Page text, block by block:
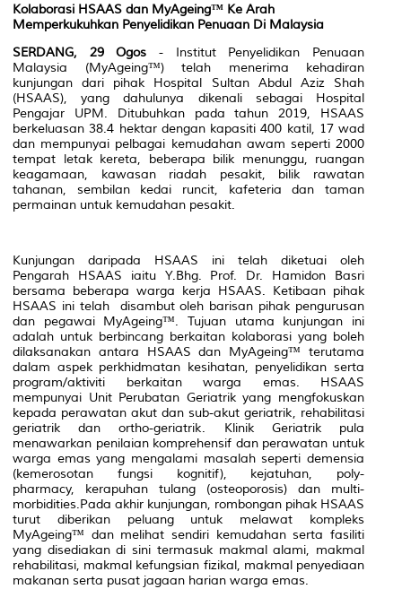
Kolaborasi HSAAS dan MyAgeing™ Ke Arah
Memperkukuhkan Penyelidikan Penuaan Di Malaysia
SERDANG, 29 Ogos - Institut Penyelidikan Penuaan
Malaysia (MyAgeing™) telah menerima kehadiran
kunjungan dari pihak Hospital Sultan Abdul Aziz Shah
(HSAAS), yang dahulunya dikenali sebagai Hospital
Pengajar UPM. Ditubuhkan pada tahun 2019, HSAAS
berkeluasan 38.4 hektar dengan kapasiti 400 katil, 17 wad
dan mempunyai pelbagai kemudahan awam seperti 2000
tempat letak kereta, beberapa bilik menunggu, ruangan
keagamaan, kawasan riadah pesakit, bilik rawatan
tahanan, sembilan kedai runcit, kafeteria dan taman
permainan untuk kemudahan pesakit.
Kunjungan daripada HSAAS ini telah diketuai oleh
Pengarah HSAAS iaitu Y.Bhg. Prof. Dr. Hamidon Basri
bersama beberapa warga kerja HSAAS. Ketibaan pihak
HSAAS ini telah disambut oleh barisan pihak pengurusan
dan pegawai MyAgeing™. Tujuan utama kunjungan ini
adalah untuk berbincang berkaitan kolaborasi yang boleh
dilaksanakan antara HSAAS dan MyAgeing™ terutama
dalam aspek perkhidmatan kesihatan, penyelidikan serta
program/aktiviti berkaitan warga emas. HSAAS
mempunyai Unit Perubatan Geriatrik yang mengfokuskan
kepada perawatan akut dan sub-akut geriatrik, rehabilitasi
geriatrik dan ortho-geriatrik. Klinik Geriatrik pula
menawarkan penilaian komprehensif dan perawatan untuk
warga emas yang mengalami masalah seperti demensia
(kemerosotan fungsi kognitif), kejatuhan, poly-
pharmacy, kerapuhan tulang (osteoporosis) dan multi-
morbidities.Pada akhir kunjungan, rombongan pihak HSAAS
turut diberikan peluang untuk melawat kompleks
MyAgeing™ dan melihat sendiri kemudahan serta fasiliti
yang disediakan di sini termasuk makmal alami, makmal
rehabilitasi, makmal kefungsian fizikal, makmal penyediaan
makanan serta pusat jagaan harian warga emas.